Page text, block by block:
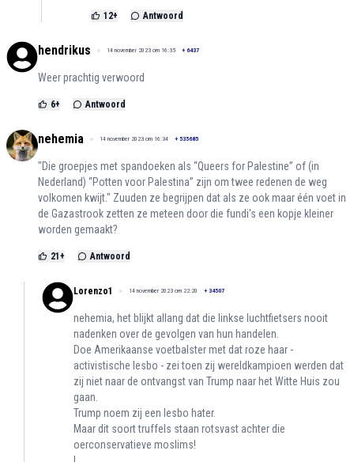
12+ Antwoord
hendrikus 14 november 2023 om 16:35 + 6437
Weer prachtig verwoord
6+ Antwoord
nehemia 14 november 2023 om 16:34 + 535685
"Die groepjes met spandoeken als “Queers for Palestine” of (in
Nederland) “Potten voor Palestina” zijn om twee redenen de weg
volkomen kwijt." Zuuden ze begrijpen dat als ze ook maar één voet in
de Gazastrook zetten ze meteen door die fundi's een kopje kleiner
worden gemaakt?
21 + Antwoord
Lorenzo1 14 november 2023 om 22:20 + 34507
nehemia, het blijkt allang dat die linkse luchtfietsers nooit
nadenken over de gevolgen van hun handelen.
Doe Amerikaanse voetbalster met dat roze haar -
activistische lesbo - zei toen zij wereldkampioen werden dat
zij niet naar de ontvangst van Trump naar het Witte Huis zou
gaan.
Trump noem zij een lesbo hater.
Maar dit soort truffels staan rotsvast achter die
oerconservatieve moslims!